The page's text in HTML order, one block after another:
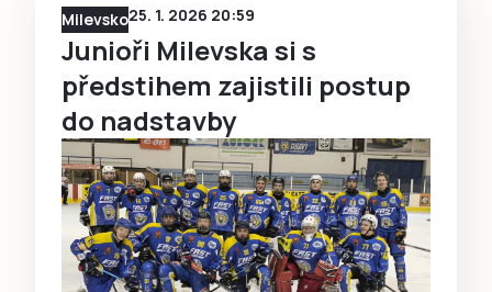
Milevsko25. 1. 2026 20:59
Junioři Milevska si s
předstihem zajistili postup
do nadstavby